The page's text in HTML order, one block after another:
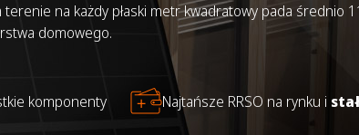
na każdy płaski metr kwadratowy pada średnio
domowego.
komponenty Najtańsze RRSO na rynku i